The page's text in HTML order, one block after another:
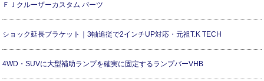
ＦＪクルーザーカスタム パーツ
ショック延長ブラケット｜3軸追従で2インチUP対応・元祖T.K TECH
4WD・SUVに大型補助ランプを確実に固定するランプバーVHB